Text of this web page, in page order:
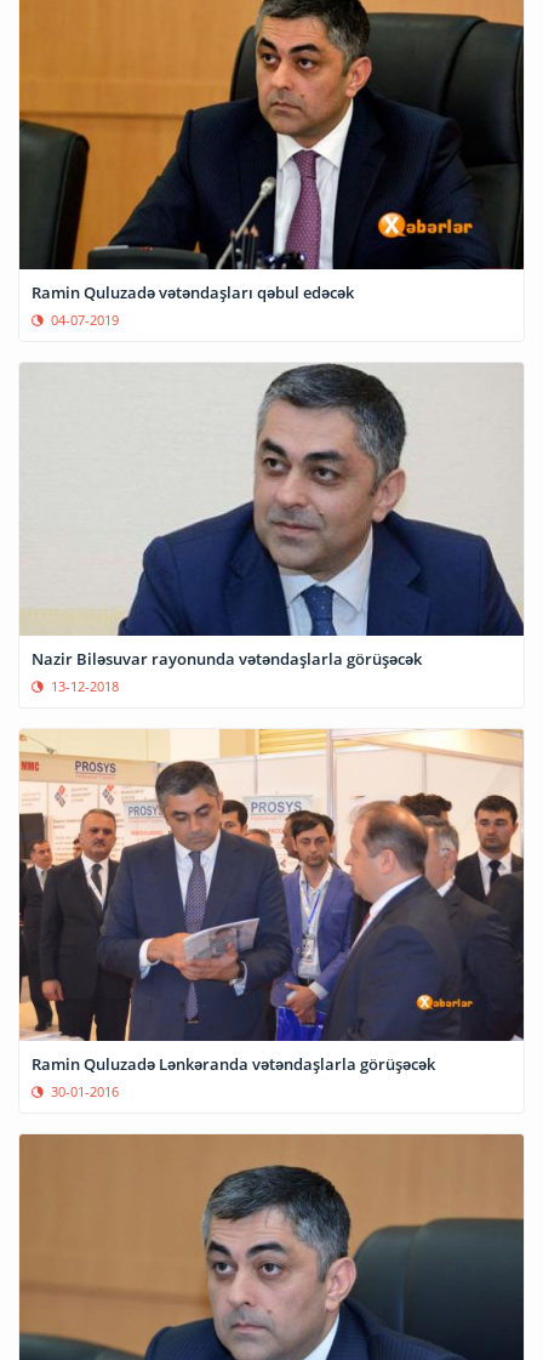
Ramin Quluzadə vətəndaşları qəbul edəcək
04-07-2019
Nazir Biləsuvar rayonunda vətəndaşlarla görüşəcək
13-12-2018
Ramin Quluzadə Lənkəranda vətəndaşlarla görüşəcək
30-01-2016